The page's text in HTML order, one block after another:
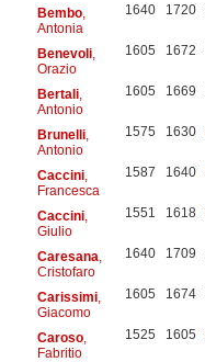
Bembo,
Antonia
1640 1720
Benevoli,
Orazio
1605 1672
Bertali,
Antonio
1605 1669
Brunelli,
Antonio
1575 1630
Caccini,
Francesca
1587 1640
Caccini,
Giulio
1551 1618
Caresana
Cristofaro
1640 1709
Carissimi,
Giacomo
1605 1674
Caroso,
Fabritio
1525 1605